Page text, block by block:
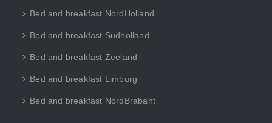
Bed and breakfast NordHolland
Bed and breakfast Südholland
Bed and breakfast Zeeland
Bed and breakfast Limburg
Bed and breakfast NordBrabant